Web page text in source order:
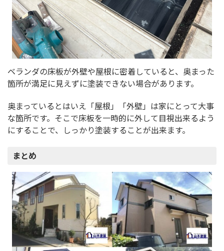
ベランダの床板が外壁や屋根に密着していると、奥まった
箇所が満足に見えずに塗装できない場合があります。
奥まっているとはいえ「屋根」「外壁」は家にとって大事
な箇所です。そこで床板を一時的に外して目視出来るよう
にすることで、しっかり塗装することが出来ます。
まとめ